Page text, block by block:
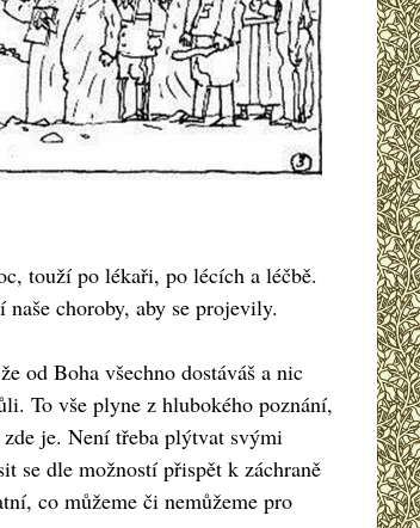
touží po lékaři, po lécích a léčbě.
choroby, aby se projevily.
od Boha všechno dostáváš a nic
To vše plyne z hlubokého poznání,
je. Není třeba plýtvat svými
se dle možností přispět k záchraně
co můžeme či nemůžeme pro